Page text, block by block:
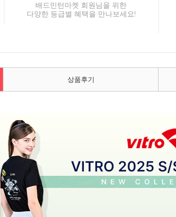
배드민턴마켓 회원님을 위한
다양한 등급별 혜택을 만나보세요!
상품후기